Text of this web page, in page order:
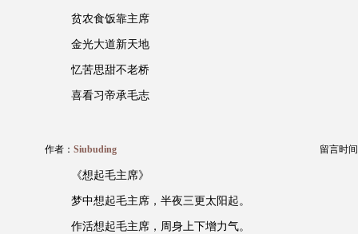
贫农食饭靠主席
金光大道新天地
忆苦思甜不老桥
喜看习帝承毛志
作者： Siubuding 留言时
《想起毛主席》
梦中想起毛主席，半夜三更太阳起。
作活想起毛主席，周身上下增力气。